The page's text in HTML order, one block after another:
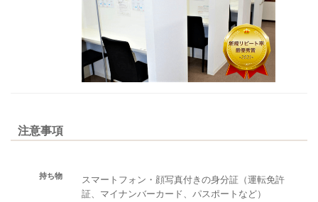
注意事項
持ち物
スマートフォン・顔写真付きの身分証（運転免許
証、マイナンバーカード、パスポートなど）